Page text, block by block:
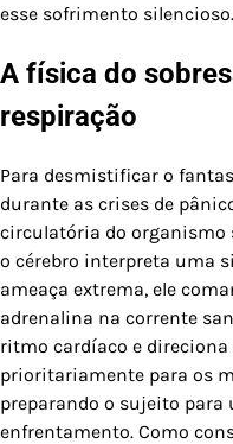
esse sofrimento silencioso.
A física do
respiração
Para desmistificar o
durante as crises de
circulatória do organismo
o cérebro interpreta uma
ameaça extrema, ele
adrenalina na corrente
ritmo cardíaco e direciona
prioritariamente para os
preparando o sujeito para
enfrentamento. Como